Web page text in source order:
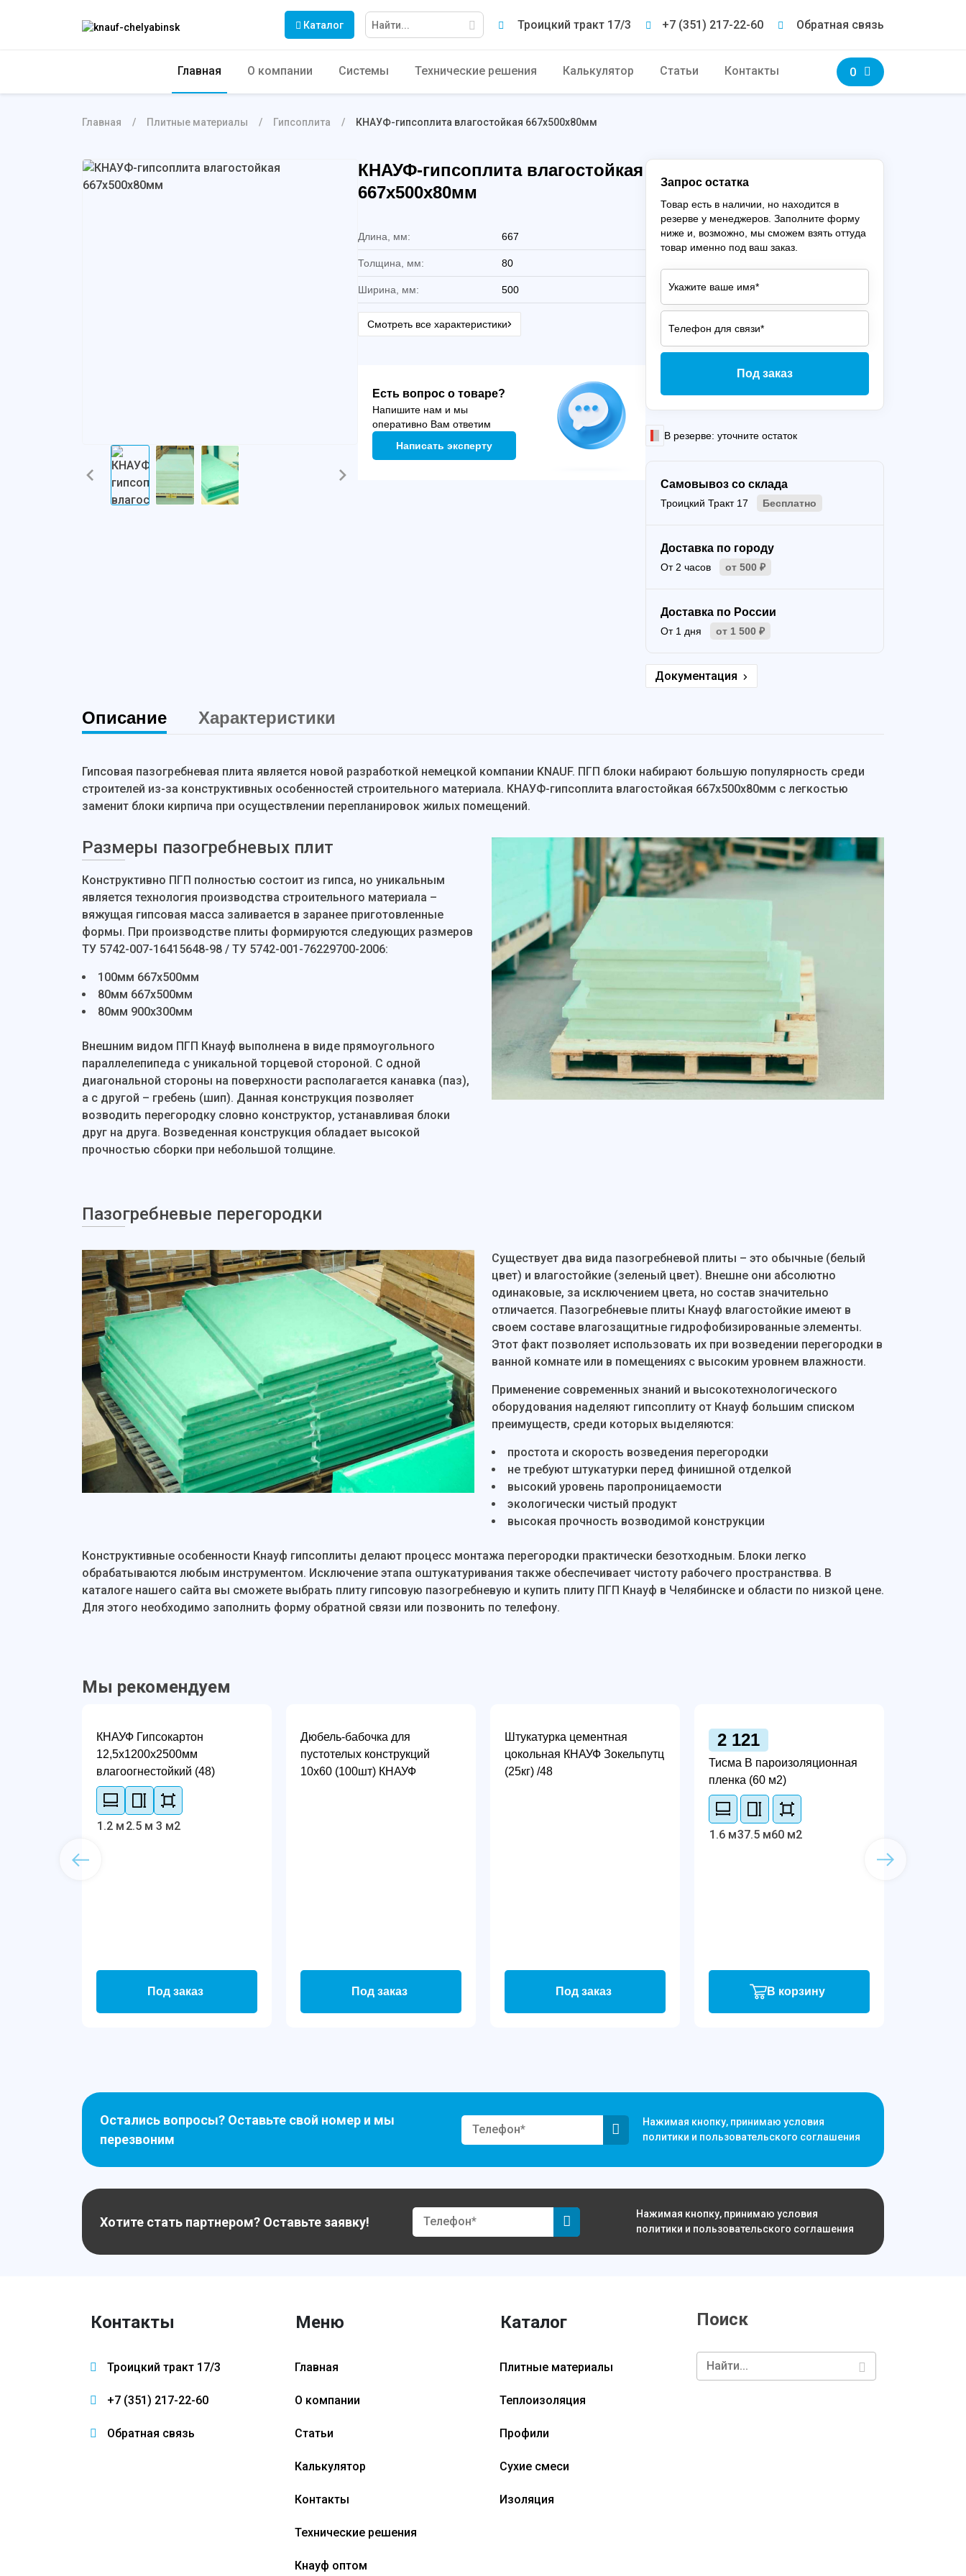
Каталог Троицкий тракт 17/3 +7 (351) 217-22-60 Обратная связь
Главная О компании Системы Технические решения Калькулятор Статьи Контакты 0
Главная Плитные материалы Гипсоплита КНАУФ-гипсоплита влагостойкая 667х500х80мм
КНАУФ-гипсоплита влагостойкая
667х500х80мм
Длина, мм: 667
Толщина, мм: 80
Ширина, мм: 500
Смотреть все характеристики
Есть вопрос о товаре?
Напишите нам и мы
оперативно Вам ответим
Написать эксперту
Запрос остатка
Товар есть в наличии, но находится в
резерве у менеджеров. Заполните форму
ниже и, возможно, мы сможем взять оттуда
товар именно под ваш заказ.
Под заказ
В резерве: уточните остаток
Самовывоз со склада
Троицкий Тракт 17 Бесплатно
Доставка по городу
От 2 часов от 500 ₽
Доставка по России
От 1 дня от 1 500 ₽
Документация
Описание Характеристики
Гипсовая пазогребневая плита является новой разработкой немецкой компании KNAUF. ПГП блоки набирают большую популярность среди
строителей из-за конструктивных особенностей строительного материала. КНАУФ-гипсоплита влагостойкая 667х500х80мм с легкостью
заменит блоки кирпича при осуществлении перепланировок жилых помещений.
Размеры пазогребневых плит
Конструктивно ПГП полностью состоит из гипса, но уникальным
является технология производства строительного материала –
вяжущая гипсовая масса заливается в заранее приготовленные
формы. При производстве плиты формируются следующих размеров
ТУ 5742-007-16415648-98 / ТУ 5742-001-76229700-2006:
100мм 667х500мм
80мм 667х500мм
80мм 900х300мм
Внешним видом ПГП Кнауф выполнена в виде прямоугольного
параллелепипеда с уникальной торцевой стороной. С одной
диагональной стороны на поверхности располагается канавка (паз),
а с другой – гребень (шип). Данная конструкция позволяет
возводить перегородку словно конструктор, устанавливая блоки
друг на друга. Возведенная конструкция обладает высокой
прочностью сборки при небольшой толщине.
Пазогребневые перегородки
Существует два вида пазогребневой плиты – это обычные (белый
цвет) и влагостойкие (зеленый цвет). Внешне они абсолютно
одинаковые, за исключением цвета, но состав значительно
отличается. Пазогребневые плиты Кнауф влагостойкие имеют в
своем составе влагозащитные гидрофобизированные элементы.
Этот факт позволяет использовать их при возведении перегородки в
ванной комнате или в помещениях с высоким уровнем влажности.
Применение современных знаний и высокотехнологического
оборудования наделяют гипсоплиту от Кнауф большим списком
преимуществ, среди которых выделяются:
простота и скорость возведения перегородки
не требуют штукатурки перед финишной отделкой
высокий уровень паропроницаемости
экологически чистый продукт
высокая прочность возводимой конструкции
Конструктивные особенности Кнауф гипсоплиты делают процесс монтажа перегородки практически безотходным. Блоки легко
обрабатываются любым инструментом. Исключение этапа оштукатуривания также обеспечивает чистоту рабочего пространствва. В
каталоге нашего сайта вы сможете выбрать плиту гипсовую пазогребневую и купить плиту ПГП Кнауф в Челябинске и области по низкой цене.
Для этого необходимо заполнить форму обратной связи или позвонить по телефону.
Мы рекомендуем
КНАУФ Гипсокартон
12,5х1200х2500мм
влагоогнестойкий (48)
1.2 м 2.5 м 3 м2
Под заказ
Дюбель-бабочка для
пустотелых конструкций
10х60 (100шт) КНАУФ
Под заказ
Штукатурка цементная
цокольная КНАУФ Зокельпутц
(25кг) /48
Под заказ
2 121
Тисма В пароизоляционная
пленка (60 м2)
1.6 м37.5 м60 м2
В корзину
Остались вопросы? Оставьте свой номер и мы
перезвоним
Нажимая кнопку, принимаю условия
политики и пользовательского соглашения
Хотите стать партнером? Оставьте заявку!
Нажимая кнопку, принимаю условия
политики и пользовательского соглашения
Контакты
Троицкий тракт 17/3
+7 (351) 217-22-60
Обратная связь
Меню
Главная
О компании
Статьи
Калькулятор
Контакты
Технические решения
Кнауф оптом
Каталог
Плитные материалы
Теплоизоляция
Профили
Сухие смеси
Изоляция
Поиск